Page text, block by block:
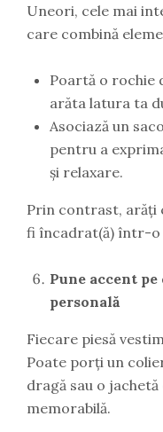
Uneori, cele mai
care combină
Poartă o rochie
arăta latura ta
Asociază un
pentru a
și relaxare.
Prin contrast, arăți
fi încadrat(ă) într-o
Pune accent
personală
Fiecare piesă
Poate porți un
dragă sau o
memorabilă.